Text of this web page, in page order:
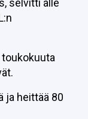
selvitti alle
ja heittää 80